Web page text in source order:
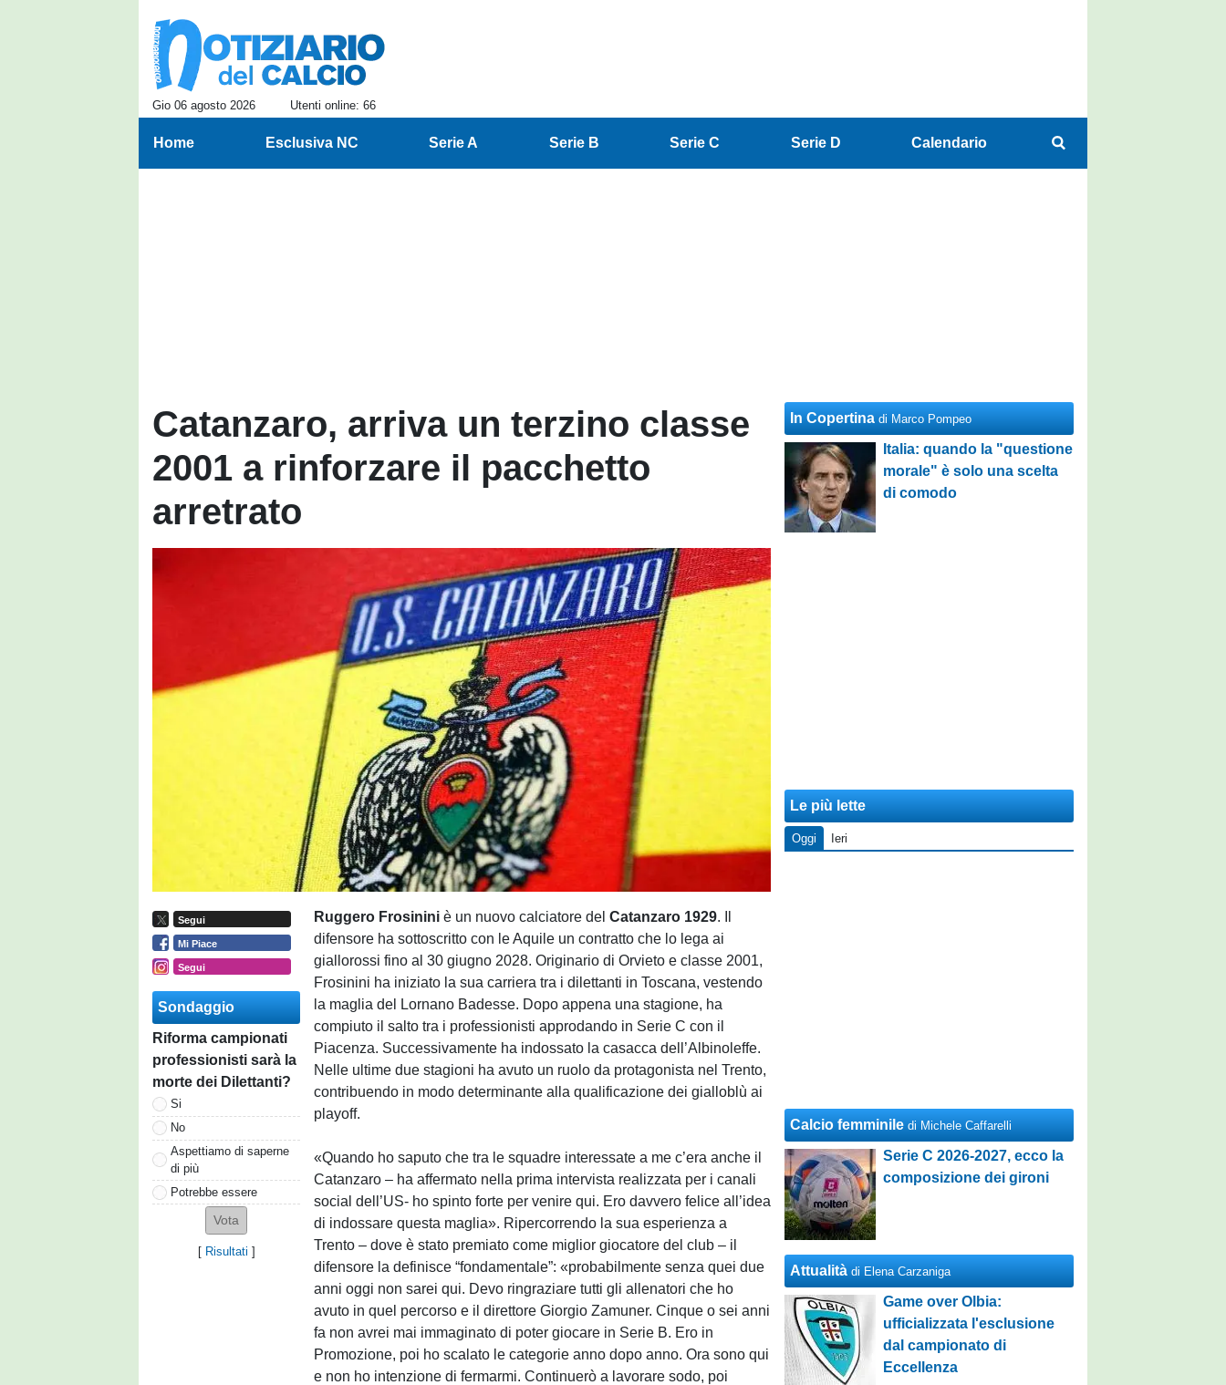
Gio 06 agosto 2026 Utenti online: 66
Home Esclusiva NC Serie A Serie B Serie C Serie D Calendario
Catanzaro, arriva un terzino classe
2001 a rinforzare il pacchetto
arretrato
Segui
Mi Piace
Segui
Sondaggio
Riforma campionati
professionisti sarà la
morte dei Dilettanti?
Si
No
Aspettiamo di saperne
di più
Potrebbe essere
[ Risultati ]
Ruggero Frosininiè un nuovo calciatore del Catanzaro 1929. Il
difensore ha sottoscritto con le Aquile un contratto che lo lega ai
giallorossi fino al 30 giugno 2028. Originario di Orvieto e classe 2001,
Frosinini ha iniziato la sua carriera tra i dilettanti in Toscana, vestendo
la maglia del Lornano Badesse. Dopo appena una stagione, ha
compiuto il salto tra i professionisti approdando in Serie C con il
Piacenza. Successivamente ha indossato la casacca dell’Albinoleffe.
Nelle ultime due stagioni ha avuto un ruolo da protagonista nel Trento,
contribuendo in modo determinante alla qualificazione dei gialloblù ai
playoff.
«Quando ho saputo che tra le squadre interessate a me c’era anche il
Catanzaro – ha affermato nella prima intervista realizzata per i canali
social dell’US- ho spinto forte per venire qui. Ero davvero felice all’idea
di indossare questa maglia». Ripercorrendo la sua esperienza a
Trento – dove è stato premiato come miglior giocatore del club – il
difensore la definisce “fondamentale”: «probabilmente senza quei due
anni oggi non sarei qui. Devo ringraziare tutti gli allenatori che ho
avuto in quel percorso e il direttore Giorgio Zamuner. Cinque o sei anni
fa non avrei mai immaginato di poter giocare in Serie B. Ero in
Promozione, poi ho scalato le categorie anno dopo anno. Ora sono qui
e non ho intenzione di fermarmi. Continuerò a lavorare sodo, poi
In Copertina di Marco Pompeo
Italia: quando la "questione
morale" è solo una scelta
di comodo
Le più lette
Oggi Ieri
Calcio femminile di Michele Caffarelli
Serie C 2026-2027, ecco la
composizione dei gironi
Attualità di Elena Carzaniga
Game over Olbia:
ufficializzata l'esclusione
dal campionato di
Eccellenza